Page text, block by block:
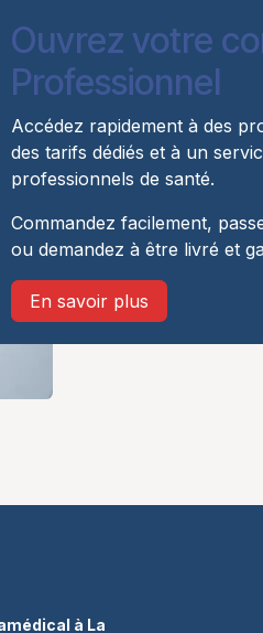
Ouvrez votre
Professionnel
Accédez rapidement à des
des tarifs dédiés et à un
professionnels de santé.
Commandez facilement,
ou demandez à être livré et
En savoir plus
à La